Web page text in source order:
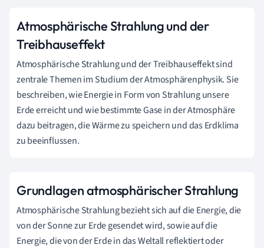
Atmosphärische Strahlung und der
Treibhauseffekt
Atmosphärische Strahlung und der Treibhauseffekt sind
zentrale Themen im Studium der Atmosphärenphysik. Sie
beschreiben, wie Energie in Form von Strahlung unsere
Erde erreicht und wie bestimmte Gase in der Atmosphäre
dazu beitragen, die Wärme zu speichern und das Erdklima
zu beeinflussen.
Grundlagen atmosphärischer Strahlung
Atmosphärische Strahlung bezieht sich auf die Energie, die
von der Sonne zur Erde gesendet wird, sowie auf die
Energie, die von der Erde in das Weltall reflektiert oder